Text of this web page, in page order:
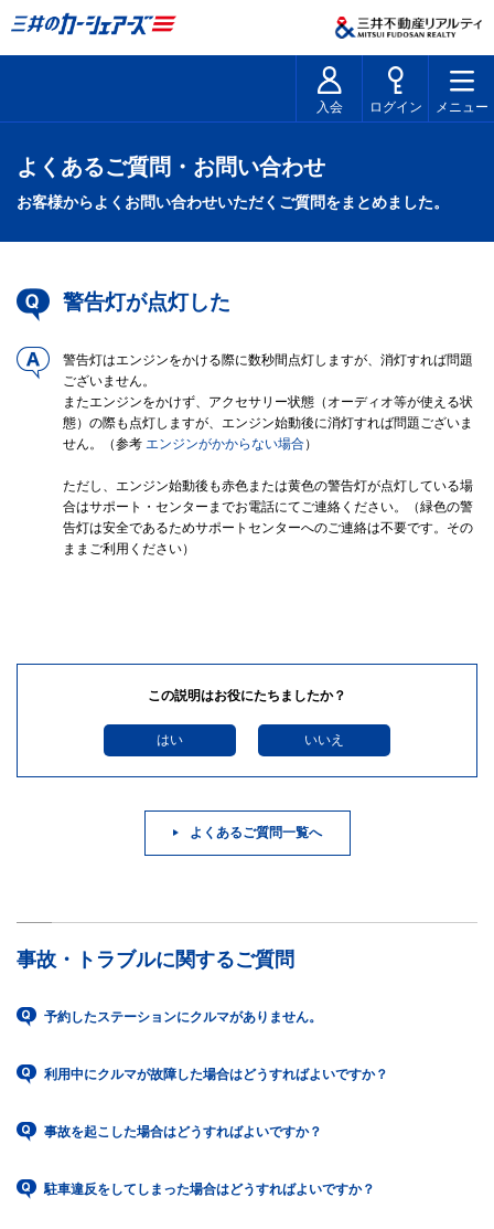
入会 ログイン メニュー
よくあるご質問・お問い合わせ
お客様からよくお問い合わせいただくご質問をまとめました。
警告灯が点灯した
警告灯はエンジンをかける際に数秒間点灯しますが、消灯すれば問題
ございません。
またエンジンをかけず、アクセサリー状態（オーディオ等が使える状
態）の際も点灯しますが、エンジン始動後に消灯すれば問題ございま
せん。（参考 エンジンがかからない場合）
ただし、エンジン始動後も赤色または黄色の警告灯が点灯している場
合はサポート・センターまでお電話にてご連絡ください。（緑色の警
告灯は安全であるためサポートセンターへのご連絡は不要です。その
ままご利用ください）
この説明はお役にたちましたか？
はい いいえ
よくあるご質問一覧へ
事故・トラブルに関するご質問
予約したステーションにクルマがありません。
利用中にクルマが故障した場合はどうすればよいですか？
事故を起こした場合はどうすればよいですか？
駐車違反をしてしまった場合はどうすればよいですか？